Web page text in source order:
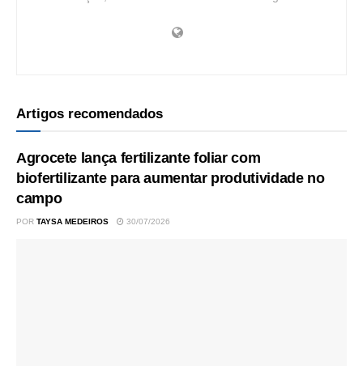
Artigos recomendados
Agrocete lança fertilizante foliar com
biofertilizante para aumentar produtividade no
campo
POR TAYSA MEDEIROS 30/07/2026